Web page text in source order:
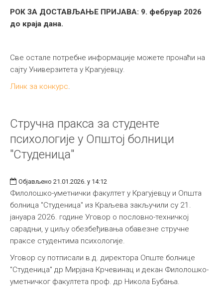
РОК ЗА ДОСТАВЉАЊЕ ПРИЈАВА: 9. фебруар 2026
до краја дана.
Све остале потребне информације можете пронаћи на
сајту Универзитета у Крагујевцу.
Линк за конкурс.
Стручна пракса за студенте
психологије у Општој болници
"Студеница"
Објављено 21.01.2026. у 14:12
Филолошко-уметнички факултет у Крагујевцу и Општа
болница "Студеница" из Краљева закључили су 21.
јануара 2026. године Уговор о пословно-техничкој
сарадњи, у циљу обезбеђивања обавезне стручне
праксе студентима психологије.
Уговор су потписали в.д. директора Опште болнице
"Студеница" др Мирјана Крчевинац и декан Филолошко-
уметничког факултета проф. др Никола Бубања.